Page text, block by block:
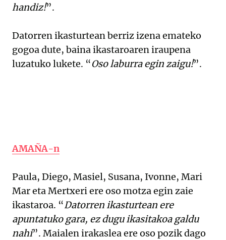
handiz!”.
Datorren ikasturtean berriz izena emateko
gogoa dute, baina ikastaroaren iraupena
luzatuko lukete. “Oso laburra egin zaigu!”.
AMAÑA-n
Paula, Diego, Masiel, Susana, Ivonne, Mari
Mar eta Mertxeri ere oso motza egin zaie
ikastaroa. “Datorren ikasturtean ere
apuntatuko gara, ez dugu ikasitakoa galdu
nahi”. Maialen irakaslea ere oso pozik dago